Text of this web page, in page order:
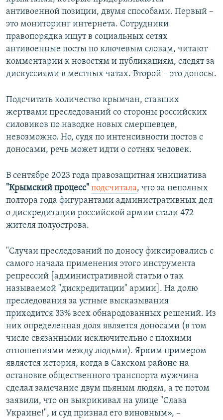
антивоенной позиции, двумя способами. Первый –
это мониторинг интернета. Сотрудники
правопорядка ищут в социальных сетях
антивоенные посты по ключевым словам, читают
комментарии к новостям и публикациям, следят за
дискуссиями в местных чатах. Второй – это доносы.
Подсчитать количество крымчан, ставших
жертвами преследований со стороны российских
силовиков по наводке новых смершевцев,
невозможно. Но, судя по интенсивности постов с
доносами, речь может идти о сотнях человек.
В сентябре 2023 года правозащитная инициатива
"Крымский процесс" подсчитала, что за неполных
полтора года фигурантами административных дел
о дискредитации российской армии стали 472
жителя полуострова.
"Случаи преследований по доносу фиксировались с
самого начала применения этого инструмента
репрессий [административной статьи о так
называемой "дискредитации" армии]. На долю
преследования за устные высказывания
приходится 33% всех обнародованных решений. Из
них определенная доля является доносами (в том
числе связанными исключительно с плохими
отношениями между людьми). Ярким примером
является история, когда в Сакском районе на
остановке общественного транспорта мужчина
сделал замечание двум пьяным людям, а те потом
заявили, что он выкрикивал на улице "Слава
Украине!", и суд признал его виновным», –